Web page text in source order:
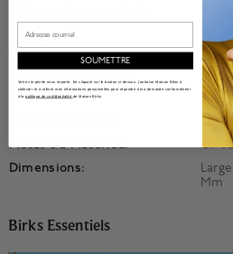
Détails
Numéro Du Produit:
Collection:
Métal Ou Matériau:
Or
Dimensions:
Mm
Birks Essentiels
Email
SOUMETTRE
Votre vie privée nous importe. En cliquant sur le bouton ci-dessus, j'autorise Maison Bikrs à
collecter et à utiliser mes informations personnelles pour répondre à ma demande conformément
à lapolitique de confidentialité de Maison Birks.